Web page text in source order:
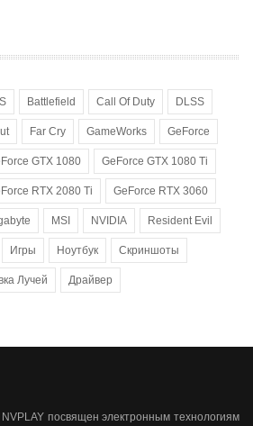
Battlefield Call Of Duty DLSS
Far Cry GameWorks GeForce
GTX 1080 GeForce GTX 1080 Ti
RTX 2080 Ti GeForce RTX 3060
MSI NVIDIA Resident Evil
Игры Ноутбук Скриншоты
Лучей Драйвер
посвящен электронным технологиям